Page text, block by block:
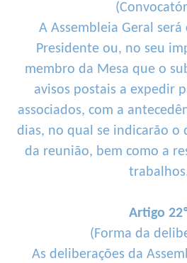
A Assembleia Geral
Presidente ou, no seu
membro da Mesa que o
avisos postais a expedir
associados, com a
dias, no qual se indicarão o
da reunião, bem como a
Artigo
(Forma da
As deliberações da